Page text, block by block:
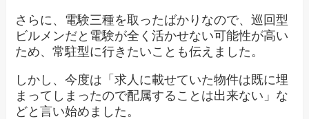
さらに、電験三種を取ったばかりなので、巡回型
ビルメンだと電験が全く活かせない可能性が高い
ため、常駐型に行きたいことも伝えました。
しかし、今度は「求人に載せていた物件は既に埋
まってしまったので配属することは出来ない」な
どと言い始めました。